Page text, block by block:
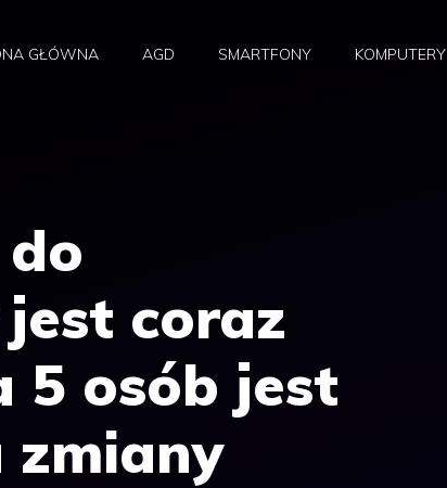
GŁÓWNA AGD SMARTFONY KOMPUTERY
coraz
5 osób jest